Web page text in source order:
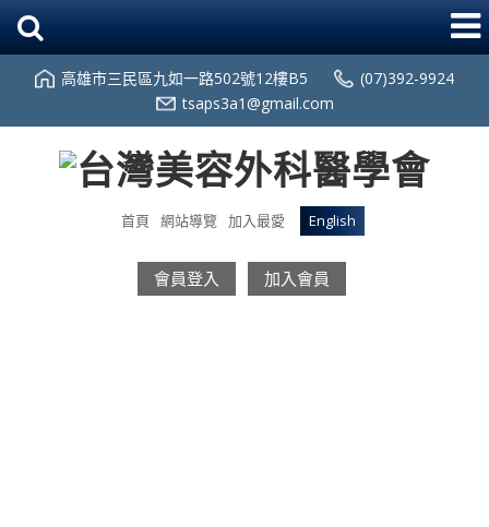
高雄市三民區九如一路502號12樓B5
(07)392-9924
tsaps3a1@gmail.com
首頁 網站導覽 加入最愛 English
會員登入 加入會員